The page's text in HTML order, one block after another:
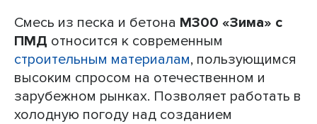
Смесь из песка и бетона М300 «Зима» с
ПМД относится к современным
строительным материалам, пользующимся
высоким спросом на отечественном и
зарубежном рынках. Позволяет работать в
холодную погоду над созданием